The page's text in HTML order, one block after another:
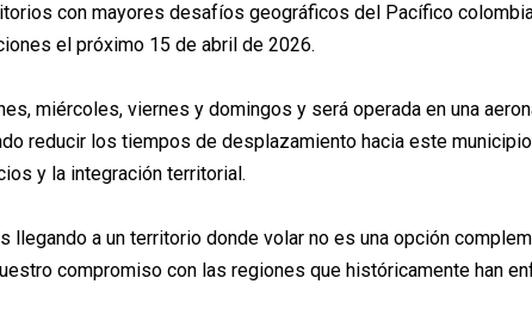
con mayores desafíos geográficos del Pacífico
el próximo 15 de abril de 2026.
miércoles, viernes y domingos y será operada en una
reducir los tiempos de desplazamiento hacia este
y la integración territorial.
llegando a un territorio donde volar no es una opción
compromiso con las regiones que históricamente han